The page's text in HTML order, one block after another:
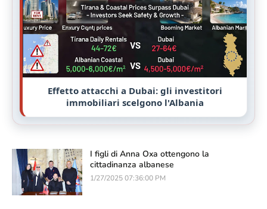
Effetto attacchi a Dubai: gli investitori
immobiliari scelgono l'Albania
I figli di Anna Oxa ottengono la
cittadinanza albanese
1/27/2025 07:36:00 PM